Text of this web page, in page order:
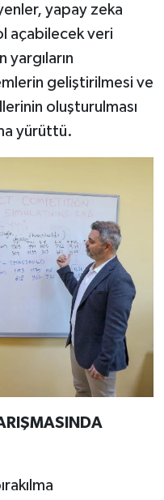
yapay zeka
açabilecek veri
geliştirilmesi ve
oluşturulması
yürüttü.